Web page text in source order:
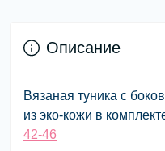
Описание
Вязаная туника с
из эко-кожи в
42-46